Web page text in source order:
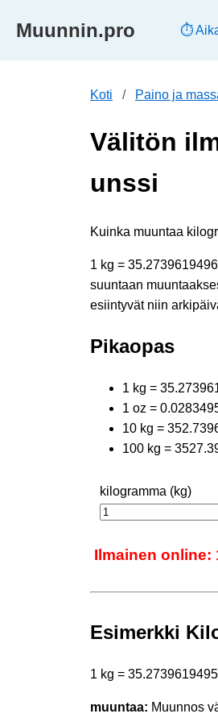
Muunnin.pro ⏱️
Koti Paino ja
Välitön
unssi
Kuinka muuntaa
1 kg =
suuntaan
esiintyvät niin
Pikaopas
1 kg =
1 oz =
10 kg =
100 kg =
kilogramma (kg)
Ilmainen online:
Esimerkki
1 kg =
muuntaa: Muunnos